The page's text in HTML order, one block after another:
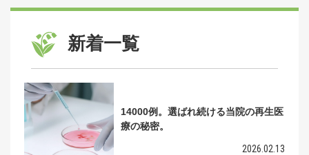
新着一覧
14000例。選ばれ続ける当院の再生医
療の秘密。
2026.02.13